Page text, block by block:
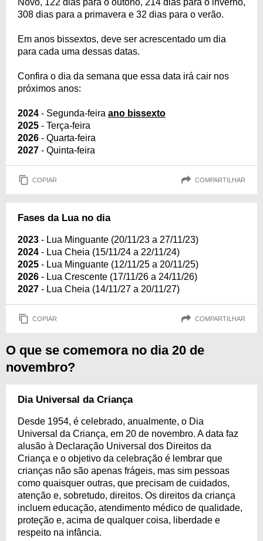
Novo, 122 dias para o outono, 214 dias para o inverno,
308 dias para a primavera e 32 dias para o verão.
Em anos bissextos, deve ser acrescentado um dia
para cada uma dessas datas.
Confira o dia da semana que essa data irá cair nos
próximos anos:
2024 - Segunda-feira ano bissexto
2025 - Terça-feira
2026 - Quarta-feira
2027 - Quinta-feira
COPIAR COMPARTILHAR
Fases da Lua no dia
2023 - Lua Minguante (20/11/23 a 27/11/23)
2024 - Lua Cheia (15/11/24 a 22/11/24)
2025 - Lua Minguante (12/11/25 a 20/11/25)
2026 - Lua Crescente (17/11/26 a 24/11/26)
2027 - Lua Cheia (14/11/27 a 20/11/27)
COPIAR COMPARTILHAR
O que se comemora no dia 20 de
novembro?
Dia Universal da Criança
Desde 1954, é celebrado, anualmente, o Dia
Universal da Criança, em 20 de novembro. A data faz
alusão à Declaração Universal dos Direitos da
Criança e o objetivo da celebração é lembrar que
crianças não são apenas frágeis, mas sim pessoas
como quaisquer outras, que precisam de cuidados,
atenção e, sobretudo, direitos. Os direitos da criança
incluem educação, atendimento médico de qualidade,
proteção e, acima de qualquer coisa, liberdade e
respeito na infância.